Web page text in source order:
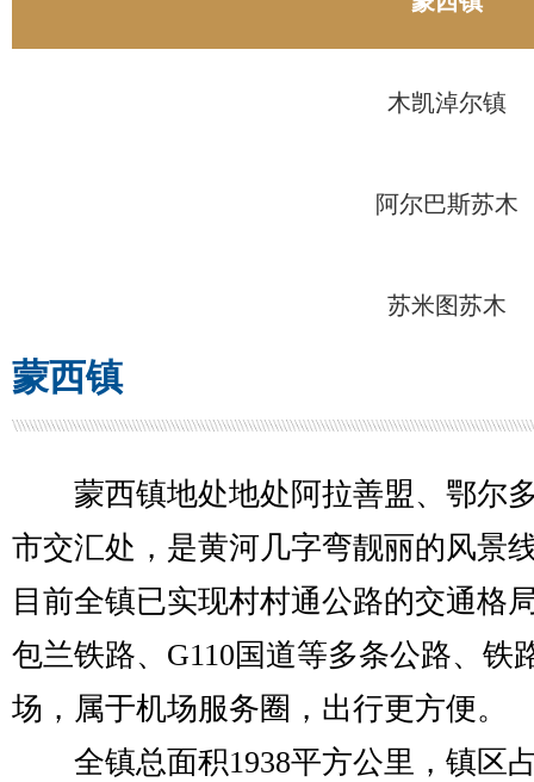
木凯淖尔镇
阿尔巴斯苏木
苏米图苏木
蒙西镇
蒙西镇地处地处阿拉善盟、鄂尔
市交汇处，是黄河几字弯靓丽的风景
目前全镇已实现村村通公路的交通格
包兰铁路、G110国道等多条公路、铁
场，属于机场服务圈，出行更方便。
全镇总面积1938平方公里，镇区占